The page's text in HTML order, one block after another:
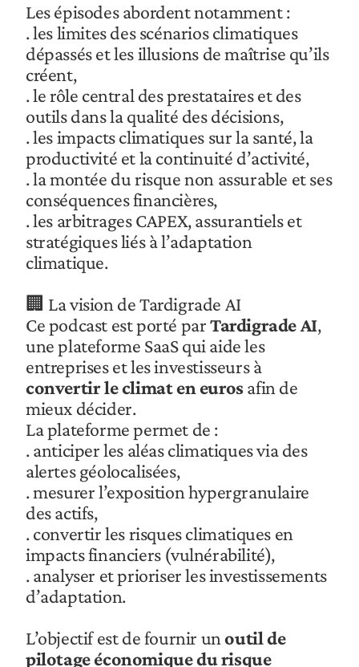
Les épisodes abordent notamment :
. les limites des scénarios climatiques
dépassés et les illusions de maîtrise qu’ils
créent,
. le rôle central des prestataires et des
outils dans la qualité des décisions,
. les impacts climatiques sur la santé, la
productivité et la continuité d’activité,
. la montée du risque non assurable et ses
conséquences financières,
. les arbitrages CAPEX, assurantiels et
stratégiques liés à l’adaptation
climatique.
🏢 La vision de Tardigrade AI
Ce podcast est porté par Tardigrade AI,
une plateforme SaaS qui aide les
entreprises et les investisseurs à
convertir le climat en euros afin de
mieux décider.
La plateforme permet de :
. anticiper les aléas climatiques via des
alertes géolocalisées,
. mesurer l’exposition hypergranulaire
des actifs,
. convertir les risques climatiques en
impacts financiers (vulnérabilité),
. analyser et prioriser les investissements
d’adaptation.
L’objectif est de fournir un outil de
pilotage économique du risque